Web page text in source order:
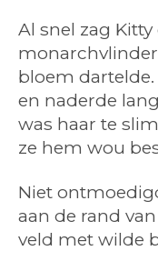
Al snel zag
bloem
en naderde
was haar te
ze hem wou
Niet
aan de rand
veld met wilde